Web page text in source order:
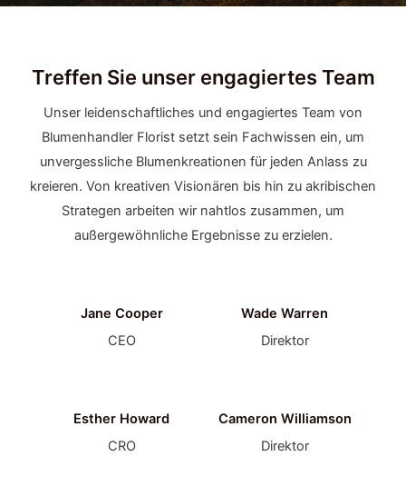
Treffen Sie unser engagiertes Team
Unser leidenschaftliches und engagiertes Team von
Blumenhandler Florist setzt sein Fachwissen ein, um
unvergessliche Blumenkreationen für jeden Anlass zu
kreieren. Von kreativen Visionären bis hin zu akribischen
Strategen arbeiten wir nahtlos zusammen, um
außergewöhnliche Ergebnisse zu erzielen.
Jane Cooper
CEO
Wade Warren
Direktor
Esther Howard
CRO
Cameron Williamson
Direktor